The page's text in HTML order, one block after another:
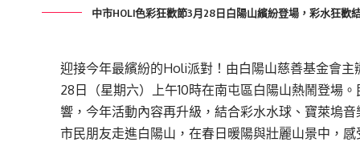
中市HOLI色彩狂歡節3月28日白陽山繽紛登場，彩水狂歡
迎接今年最繽紛的Holi派對！由白陽山慈善基金會
28日（星期六）上午10時在南屯區白陽山熱鬧登場
響，今年活動內容再升級，結合彩水水球、寶萊塢
市民朋友走進白陽山，在春日暖陽與壯麗山景中，